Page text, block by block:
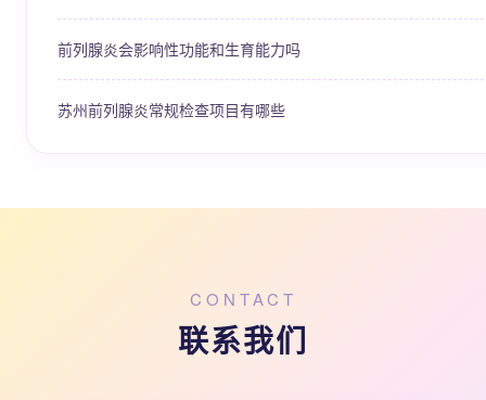
前列腺炎会影响性功能和生育能力吗
苏州前列腺炎常规检查项目有哪些
CONTACT
联系我们